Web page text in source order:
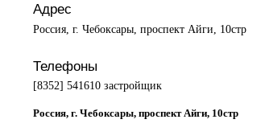
Адрес
Россия, г. Чебоксары, проспект Айги, 10стр
Телефоны
[8352] 541610 застройщик
Россия, г. Чебоксары, проспект Айги, 10стр